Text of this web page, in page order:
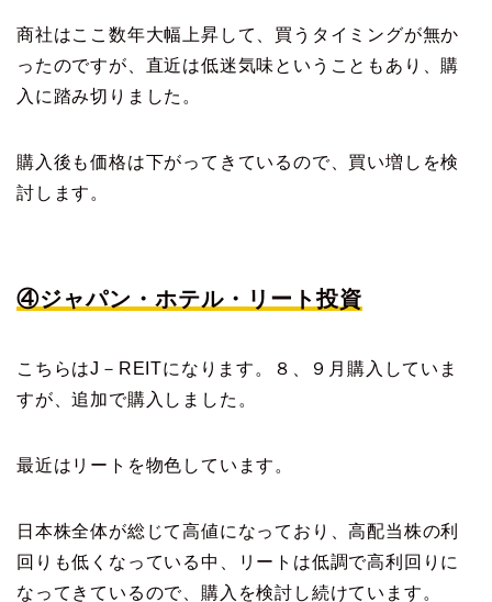
商社はここ数年大幅上昇して、買うタイミングが無か
ったのですが、直近は低迷気味ということもあり、購
入に踏み切りました。
購入後も価格は下がってきているので、買い増しを検
討します。
④ジャパン・ホテル・リート投資
こちらはJ－REITになります。８、９月購入していま
すが、追加で購入しました。
最近はリートを物色しています。
日本株全体が総じて高値になっており、高配当株の利
回りも低くなっている中、リートは低調で高利回りに
なってきているので、購入を検討し続けています。